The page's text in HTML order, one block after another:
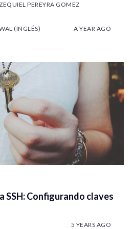
PEREYRA GOMEZ
(INGLÉS)
A YEAR AGO
SSH: Configurando claves
5 YEARS AGO